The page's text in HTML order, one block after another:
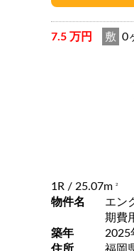
7.5 万円 敷 0
1R / 25.07m 2
物件名
エン
期費
築年
2025